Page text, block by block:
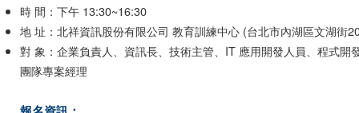
時 間：下午 13:30~16:30
地 址：北祥資訊股份有限公司 教育訓練中心 (台北市內湖區文湖街
對 象：企業負責人、資訊長、技術主管、IT 應用開發人員、程式開
團隊專案經理